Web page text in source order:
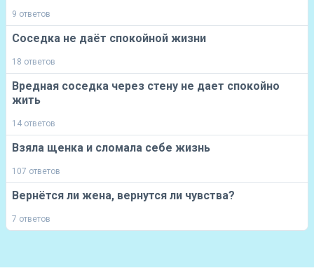
9 ответов
Соседка не даёт спокойной жизни
18 ответов
Вредная соседка через стену не дает спокойно
жить
14 ответов
Взяла щенка и сломала себе жизнь
107 ответов
Вернётся ли жена, вернутся ли чувства?
7 ответов